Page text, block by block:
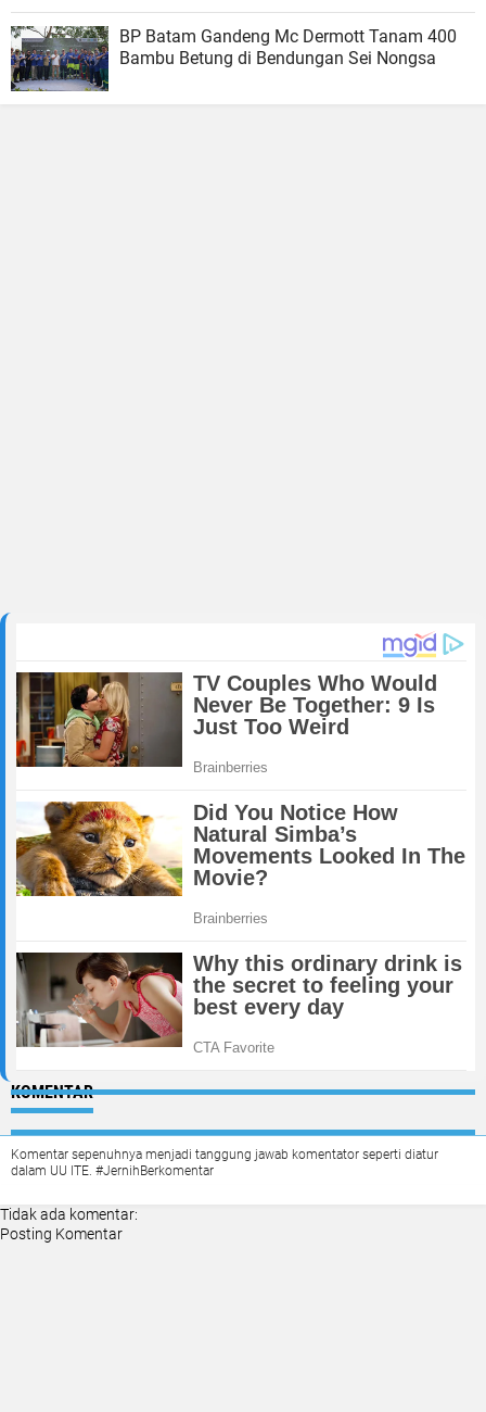
BP Batam Gandeng Mc Dermott Tanam 400
Bambu Betung di Bendungan Sei Nongsa
KOMENTAR
Komentar sepenuhnya menjadi tanggung jawab komentator seperti diatur
dalam UU ITE. #JernihBerkomentar
Tidak ada komentar:
Posting Komentar